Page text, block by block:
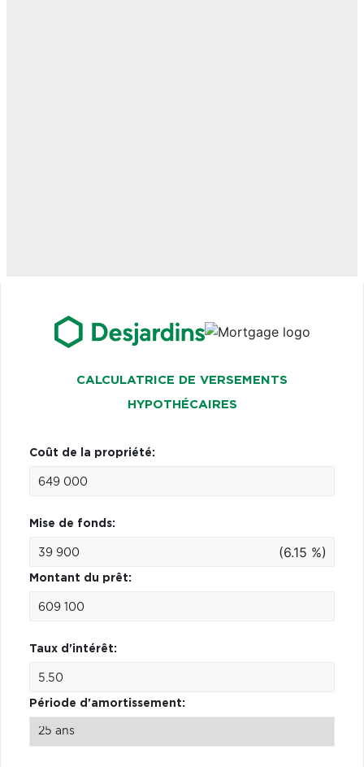
CALCULATRICE DE VERSEMENTS
HYPOTHÉCAIRES
Coût de la propriété:
Mise de fonds:
(6.15 %)
Montant du prêt:
Taux d'intérêt:
Période d'amortissement: